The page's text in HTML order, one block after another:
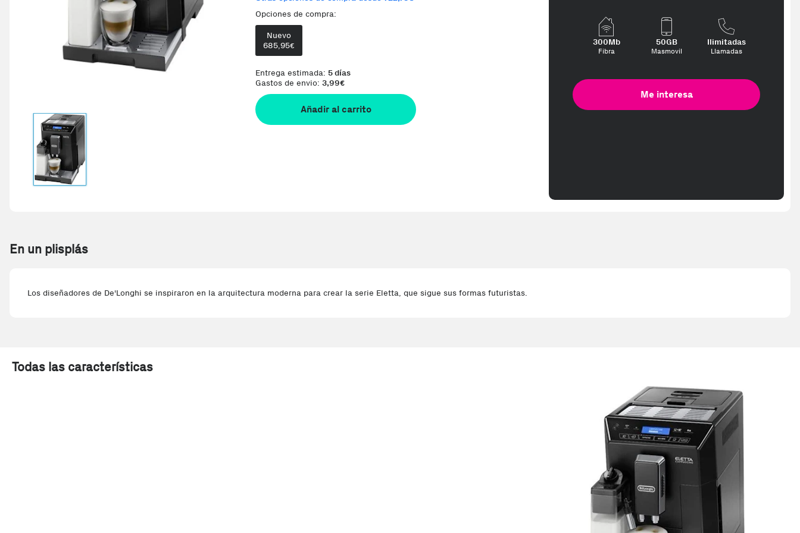
Orders are shipped in 2-3 working days. Delivery times (3-10 days) might be
Opciones de compra:
Nuevo
685,95€
Entrega estimada: 5 días
Gastos de envio: 3,99€
Añadir al carrito
300Mb
Fibra
50GB
Masmovil
Ilimitadas
Llamadas
Me interesa
En un plisplás
Los diseñadores de De'Longhi se inspiraron en la arquitectura moderna para crear la serie Eletta, que sigue sus formas futuristas.
Todas las características